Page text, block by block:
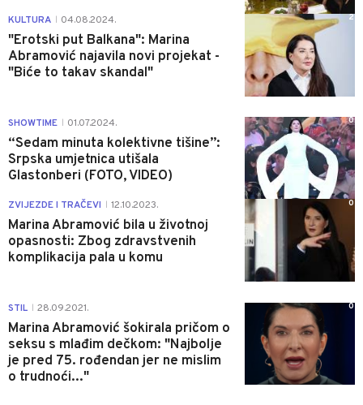
KULTURA 04.08.2024.
"Erotski put Balkana": Marina
Abramović najavila novi projekat -
"Biće to takav skandal"
2
SHOWTIME 01.07.2024.
“Sedam minuta kolektivne tišine”:
Srpska umjetnica utišala
Glastonberi (FOTO, VIDEO)
0
ZVIJEZDE I TRAČEVI 12.10.2023.
Marina Abramović bila u životnoj
opasnosti: Zbog zdravstvenih
komplikacija pala u komu
0
STIL 28.09.2021.
Marina Abramović šokirala pričom o
seksu s mlađim dečkom: "Najbolje
je pred 75. rođendan jer ne mislim
o trudnoći..."
0